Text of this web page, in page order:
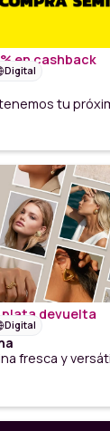
en cashback
Digital
tu
plata devuelta
Digital
fresca y